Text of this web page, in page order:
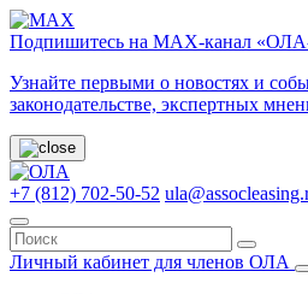
Подпишитесь на МАХ-канал
Узнайте первыми о новостях и
законодательстве, экспертных
+7 (812) 702-50-52
Личный кабинет для членов ОЛА